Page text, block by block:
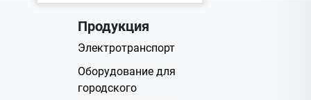
Продукция
Электротранспорт
Оборудование для
городского